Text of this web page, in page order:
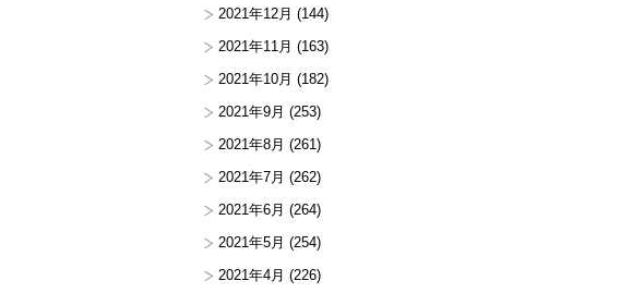
2021年12月 (144)
2021年11月 (163)
2021年10月 (182)
2021年9月 (253)
2021年8月 (261)
2021年7月 (262)
2021年6月 (264)
2021年5月 (254)
2021年4月 (226)